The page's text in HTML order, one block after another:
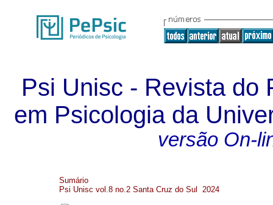
Psi Unisc - Revista do
em Psicologia da
versão On-
Sumário
Psi Unisc vol.8 no.2 Santa Cruz do Sul 2024